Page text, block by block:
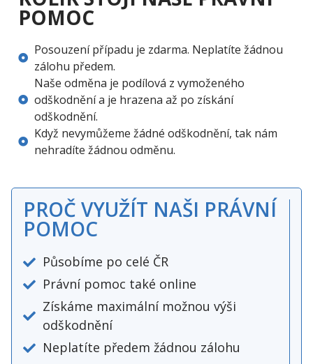
POMOC
Posouzení případu je zdarma. Neplatíte žádnou
zálohu předem.
Naše odměna je podílová z vymoženého
odškodnění a je hrazena až po získání
odškodnění.
Když nevymůžeme žádné odškodnění, tak nám
nehradíte žádnou odměnu.
PROČ VYUŽÍT NAŠI PRÁVNÍ
POMOC
Působíme po celé ČR
Právní pomoc také online
Získáme maximální možnou výši
odškodnění
Neplatíte předem žádnou zálohu